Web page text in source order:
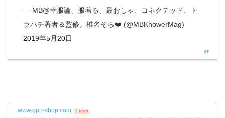
— MB@幸服論、服着る、最おしゃ、コネクテッド、ト
ラハチ著者＆監修。椎名そら❤️ (@MBKnowerMag)
2019年5月20日
www.gpp-shop.com 1 user